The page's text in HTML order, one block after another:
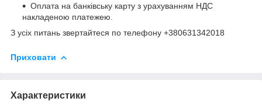
Оплата на банківську карту з урахуванням НДС
накладеною платежею.
З усіх питань звертайтеся по телефону +380631342018
Приховати
Характеристики